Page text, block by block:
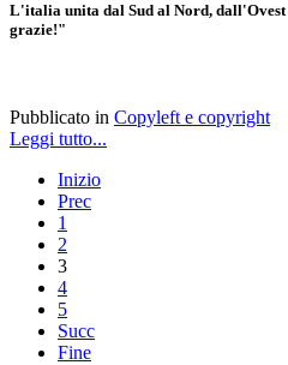
L'italia unita dal Sud al Nord,
grazie!"
Pubblicato in Copyleft e copyright
Leggi tutto...
Inizio
Prec
1
2
3
4
5
Succ
Fine